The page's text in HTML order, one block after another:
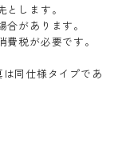
します。
があります。
税が必要です。
同仕様タイプであ